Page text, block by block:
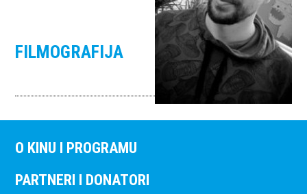
FILMOGRAFIJA
O KINU I PROGRAMU
PARTNERI I DONATORI